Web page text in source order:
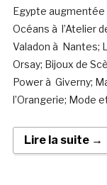
Egypte augmentée
Océans à l’Atelier
Valadon à Nantes;
Orsay; Bijoux de
Power à Giverny;
l’Orangerie; Mode
Lire la suite →